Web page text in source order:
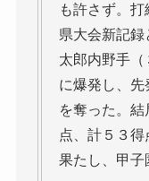
も許さず。
県大会新記録
太郎内野手
に爆発し、
を奪った。
点、計５３得
果たし、甲子